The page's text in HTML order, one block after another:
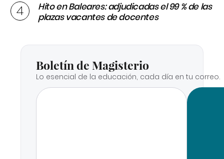
Hito en Baleares: adjudicadas el 99 % de las
plazas vacantes de docentes
Boletín de Magisterio
Lo esencial de la educación, cada día en tu correo.